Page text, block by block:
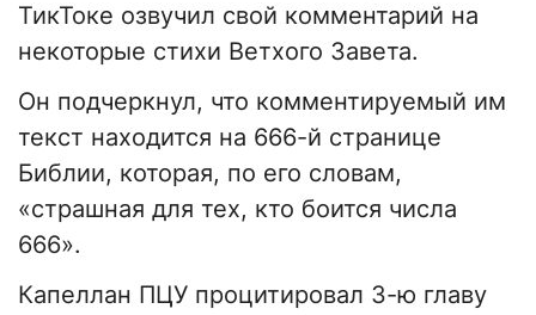
ТикТоке озвучил свой комментарий на
некоторые стихи Ветхого Завета.
Он подчеркнул, что комментируемый им
текст находится на 666-й странице
Библии, которая, по его словам,
«страшная для тех, кто боится числа
666».
Капеллан ПЦУ процитировал 3-ю главу